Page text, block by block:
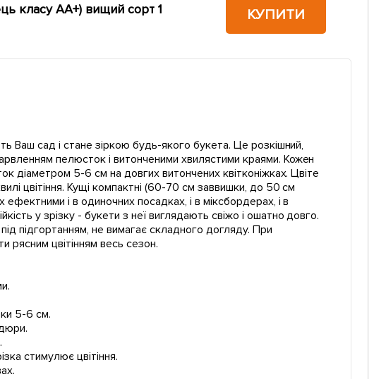
класу АА+) вищий сорт 1
КУПИТИ
Ваш сад і стане зіркою будь-якого букета. Це розкішний,
пелюсток і витонченими хвилястими краями. Кожен
діаметром 5-6 см на довгих витончених квітконіжках. Цвіте
цвітіння. Кущі компактні (60-70 см заввишки, до 50 см
і в одиночних посадках, і в міксбордерах, і в
у зрізку - букети з неї виглядають свіжо і ошатно довго.
підгортанням, не вимагає складного догляду. При
рясним цвітінням весь сезон.
5-6 см.
стимулює цвітіння.